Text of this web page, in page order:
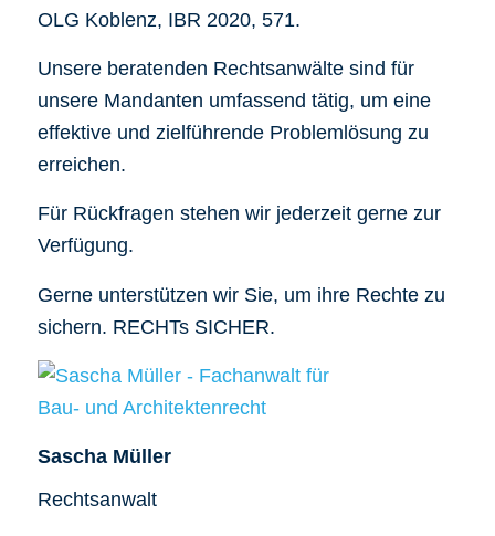
OLG Koblenz, IBR 2020, 571.
Unsere beratenden Rechtsanwälte sind für
unsere Mandanten umfassend tätig, um eine
effektive und zielführende Problemlösung zu
erreichen.
Für Rückfragen stehen wir jederzeit gerne zur
Verfügung.
Gerne unterstützen wir Sie, um ihre Rechte zu
sichern. RECHTs SICHER.
Sascha Müller
Rechtsanwalt